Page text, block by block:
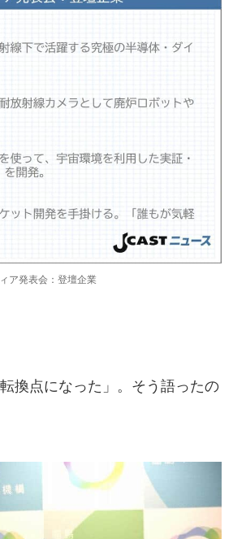
ア発表会：登壇企業
換点になった」。そう語ったの